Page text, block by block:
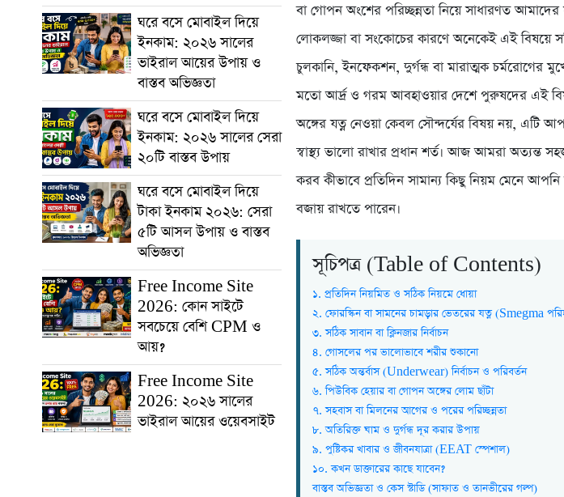
ঘরে বসে মোবাইল দিয়ে
ইনকাম: ২০২৬ সালের
ভাইরাল আয়ের উপায় ও
বাস্তব অভিজ্ঞতা
ঘরে বসে মোবাইল দিয়ে
ইনকাম: ২০২৬ সালের সেরা
২০টি বাস্তব উপায়
ঘরে বসে মোবাইল দিয়ে
টাকা ইনকাম ২০২৬: সেরা
৫টি আসল উপায় ও বাস্তব
অভিজ্ঞতা
Free Income Site
2026: কোন সাইটে
সবচেয়ে বেশি CPM ও
আয়?
Free Income Site
2026: ২০২৬ সালের
ভাইরাল আয়ের ওয়েবসাইট
বা গোপন অংশের পরিচ্ছন্নতা নিয়ে সাধারণত
লোকলজ্জা বা সংকোচের কারণে অনেকেই এই বিষয়ে
চুলকানি, ইনফেকশন, দুর্গন্ধ বা মারাত্মক চর্মরোগের
মতো আর্দ্র ও গরম আবহাওয়ার দেশে পুরুষদের এই
অঙ্গের যত্ন নেওয়া কেবল সৌন্দর্যের বিষয় নয়, এটি
স্বাস্থ্য ভালো রাখার প্রধান শর্ত। আজ আমরা
করব কীভাবে প্রতিদিন সামান্য কিছু নিয়ম মেনে
বজায় রাখতে পারেন।
সূচিপত্র (Table of Contents)
১. প্রতিদিন নিয়মিত ও সঠিক নিয়মে ধোয়া
২. ফোরস্কিন বা সামনের চামড়ার ভেতরের যত্ন (Smegma
৩. সঠিক সাবান বা ক্লিনজার নির্বাচন
৪. গোসলের পর ভালোভাবে শরীর শুকানো
৫. সঠিক অন্তর্বাস (Underwear) নির্বাচন ও পরিবর্তন
৬. পিউবিক হেয়ার বা গোপন অঙ্গের লোম ছাঁটা
৭. সহবাস বা মিলনের আগের ও পরের পরিচ্ছন্নতা
৮. অতিরিক্ত ঘাম ও দুর্গন্ধ দূর করার উপায়
৯. পুষ্টিকর খাবার ও জীবনযাত্রা (EEAT স্পেশাল)
১০. কখন ডাক্তারের কাছে যাবেন?
বাস্তব অভিজ্ঞতা ও কেস স্টাডি (সাফাত ও তানভীরের গল্প)